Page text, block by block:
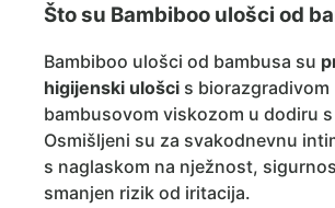
Što su Bambiboo ulošci od
Bambiboo ulošci od bambusa su
higijenski ulošci s biorazgradivom
bambusovom viskozom u dodiru
Osmišljeni su za svakodnevnu
s naglaskom na nježnost,
smanjen rizik od iritacija.